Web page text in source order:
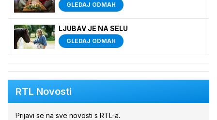
GLEDAJ ODMAH
LJUBAV JE NA SELU
GLEDAJ ODMAH
RTL Novosti
Prijavi se na sve novosti s RTL-a.